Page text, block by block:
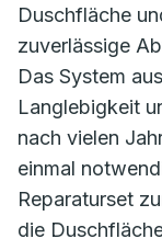
Duschfläche
zuverlässige
Das System
Langlebigkeit
nach vielen
einmal
Reparaturset
die